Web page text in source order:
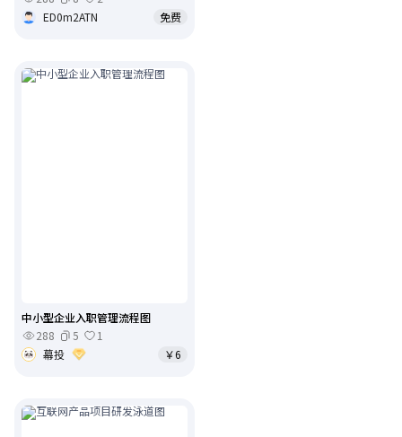
ED0m2ATN
免费
中小型企业入职管理流程图
288
5
1
幕投
￥6